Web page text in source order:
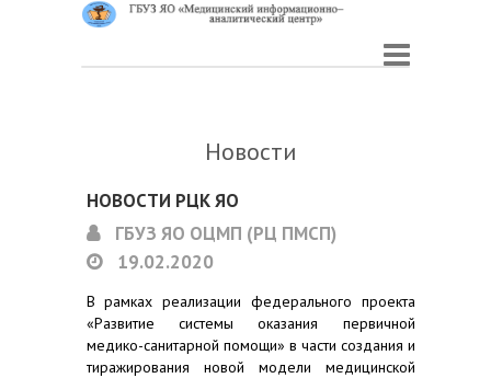
Новости
НОВОСТИ РЦК ЯО
ГБУЗ ЯО ОЦМП (РЦ ПМСП)
19.02.2020
В рамках реализации федерального проекта
«Развитие системы оказания первичной
медико-санитарной помощи» в части создания и
тиражирования новой модели медицинской